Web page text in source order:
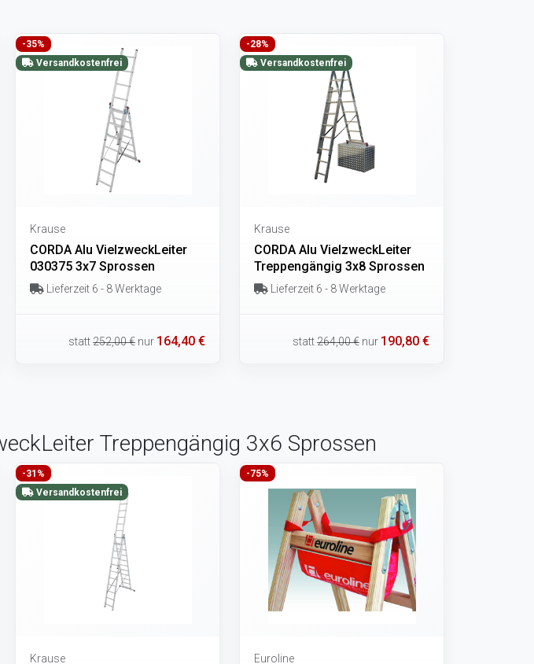
-35%
Versandkostenfrei
Krause
CORDA Alu VielzweckLeiter
030375 3x7 Sprossen
Lieferzeit 6 - 8 Werktage
statt252,00 € nur 164,40 €
-28%
Versandkostenfrei
Krause
CORDA Alu VielzweckLeiter
Treppengängig 3x8 Sprossen
Lieferzeit 6 - 8 Werktage
statt264,00 € nur 190,80 €
Treppengängig 3x6 Sprossen
-31%
Versandkostenfrei
Krause
-75%
Euroline